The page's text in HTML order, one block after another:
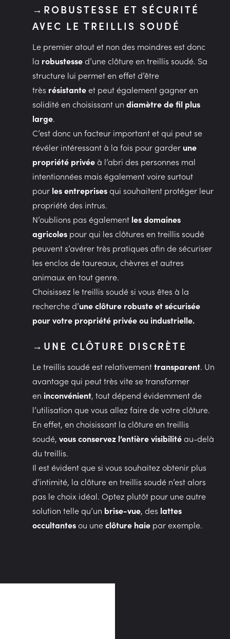
ROBUSTESSE ET SÉCURITÉ
AVEC LE TREILLIS SOUDÉ
Le premier atout et non des moindres est donc
la robustessed’une clôture en treillis soudé. Sa
structure lui permet en effet d’être
très résistanteet peut également gagner en
solidité en choisissant un diamètre de fil plus
large.
C’est donc un facteur important et qui peut se
révéler intéressant à la fois pour garder une
propriété privéeà l’abri des personnes mal
intentionnées mais également voire surtout
pour les entreprisesqui souhaitent protéger leur
propriété des intrus.
N’oublions pas également lesdomaines
agricolespour qui les clôtures en treillis soudé
peuvent s’avérer très pratiques afin de sécuriser
les enclos de taureaux, chèvres et autres
animaux en tout genre.
Choisissez le treillis soudé si vous êtes à la
recherche d’une clôture robuste et sécurisée
pour votre propriété privée ou industrielle.
UNE CLÔTURE DISCRÈTE
Le treillis soudé est relativementtransparent. Un
avantage qui peut très vite se transformer
en inconvénient, tout dépend évidemment de
l’utilisation que vous allez faire de votre clôture.
En effet, en choisissant la clôture en treillis
soudé, vous conservez l’entière visibilitéau-delà
du treillis.
Il est évident que si vous souhaitez obtenir plus
d’intimité, la clôture en treillis soudé n’est alors
pas le choix idéal. Optez plutôt pour une autre
solution telle qu’un brise-vue, des lattes
occultantesou uneclôture haiepar exemple.